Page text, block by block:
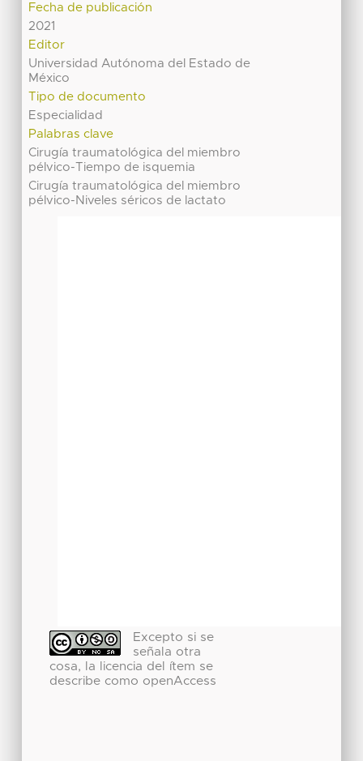
Fecha de publicación
2021
Editor
Universidad Autónoma del Estado de
México
Tipo de documento
Especialidad
Palabras clave
Cirugía traumatológica del miembro
pélvico-Tiempo de isquemia
Cirugía traumatológica del miembro
pélvico-Niveles séricos de lactato
Excepto si se
señala otra
cosa, la licencia del ítem se
describe como openAccess